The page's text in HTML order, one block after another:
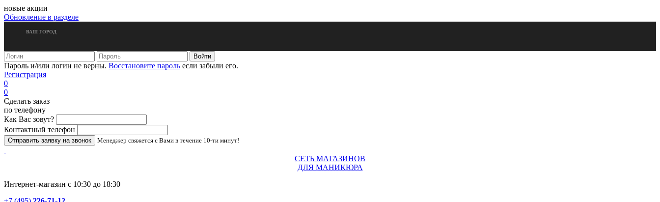
новые акции
Обновление в разделе
ВАШ ГОРОД
Пароль и/или логин не верны. Восстановите пароль если забыли его.
Регистрация
0
0
Сделать заказ
по телефону
Как Вас зовут?
Контактный телефон
Менеджер свяжется с Вами в течение 10-ти минут!
СЕТЬ МАГАЗИНОВ
ДЛЯ МАНИКЮРА
Интернет-магазин с 10:30 до 18:30